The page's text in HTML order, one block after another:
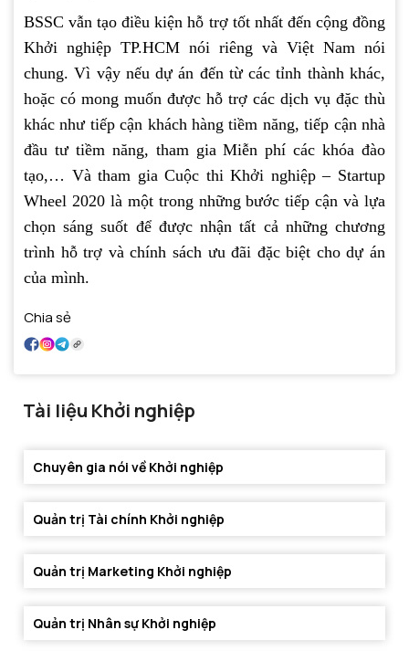
BSSC vẫn tạo điều kiện hỗ trợ tốt nhất đến cộng đồng
Khởi nghiệp TP.HCM nói riêng và Việt Nam nói
chung. Vì vậy nếu dự án đến từ các tỉnh thành khác,
hoặc có mong muốn được hỗ trợ các dịch vụ đặc thù
khác như tiếp cận khách hàng tiềm năng, tiếp cận nhà
đầu tư tiềm năng, tham gia Miễn phí các khóa đào
tạo,… Và tham gia Cuộc thi Khởi nghiệp – Startup
Wheel 2020 là một trong những bước tiếp cận và lựa
chọn sáng suốt để được nhận tất cả những chương
trình hỗ trợ và chính sách ưu đãi đặc biệt cho dự án
của mình.
Chia sẻ
Tài liệu Khởi nghiệp
Chuyên gia nói về Khởi nghiệp
Quản trị Tài chính Khởi nghiệp
Quản trị Marketing Khởi nghiệp
Quản trị Nhân sự Khởi nghiệp